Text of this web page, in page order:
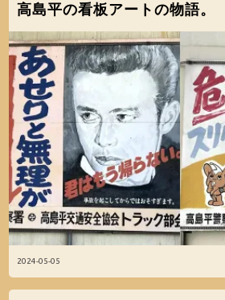
2024-05-05
高島平の看板アートの物語。